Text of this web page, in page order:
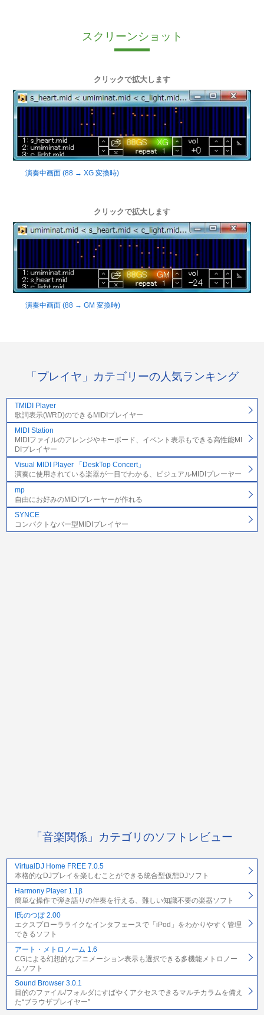
スクリーンショット
クリックで拡大します
演奏中画面 (88 → XG 変換時)
クリックで拡大します
演奏中画面 (88 → GM 変換時)
「プレイヤ」カテゴリーの人気ランキング
TMIDI Player
歌詞表示(WRD)のできるMIDIプレイヤー
MIDI Station
MIDIファイルのアレンジやキーボード、イベント表示もできる高性能MI
DIプレイヤー
Visual MIDI Player 「DeskTop Concert」
演奏に使用されている楽器が一目でわかる、ビジュアルMIDIプレーヤー
mp
自由にお好みのMIDIプレーヤーが作れる
SYNCE
コンパクトなバー型MIDIプレイヤー
「音楽関係」カテゴリのソフトレビュー
VirtualDJ Home FREE 7.0.5
本格的なDJプレイを楽しむことができる統合型仮想DJソフト
Harmony Player 1.1β
簡単な操作で弾き語りの伴奏を行える、難しい知識不要の楽器ソフト
I氏のつぼ 2.00
エクスプローラライクなインタフェースで「iPod」をわかりやすく管理
できるソフト
アート・メトロノーム 1.6
CGによる幻想的なアニメーション表示も選択できる多機能メトロノー
ムソフト
Sound Browser 3.0.1
目的のファイル/フォルダにすばやくアクセスできるマルチカラムを備え
た“ブラウザプレイヤー”